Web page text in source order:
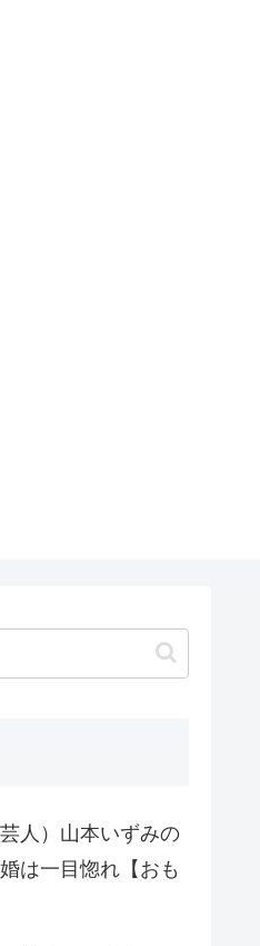
人）山本いずみの
は一目惚れ【おも